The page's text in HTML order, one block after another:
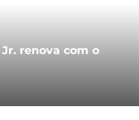
renova com o